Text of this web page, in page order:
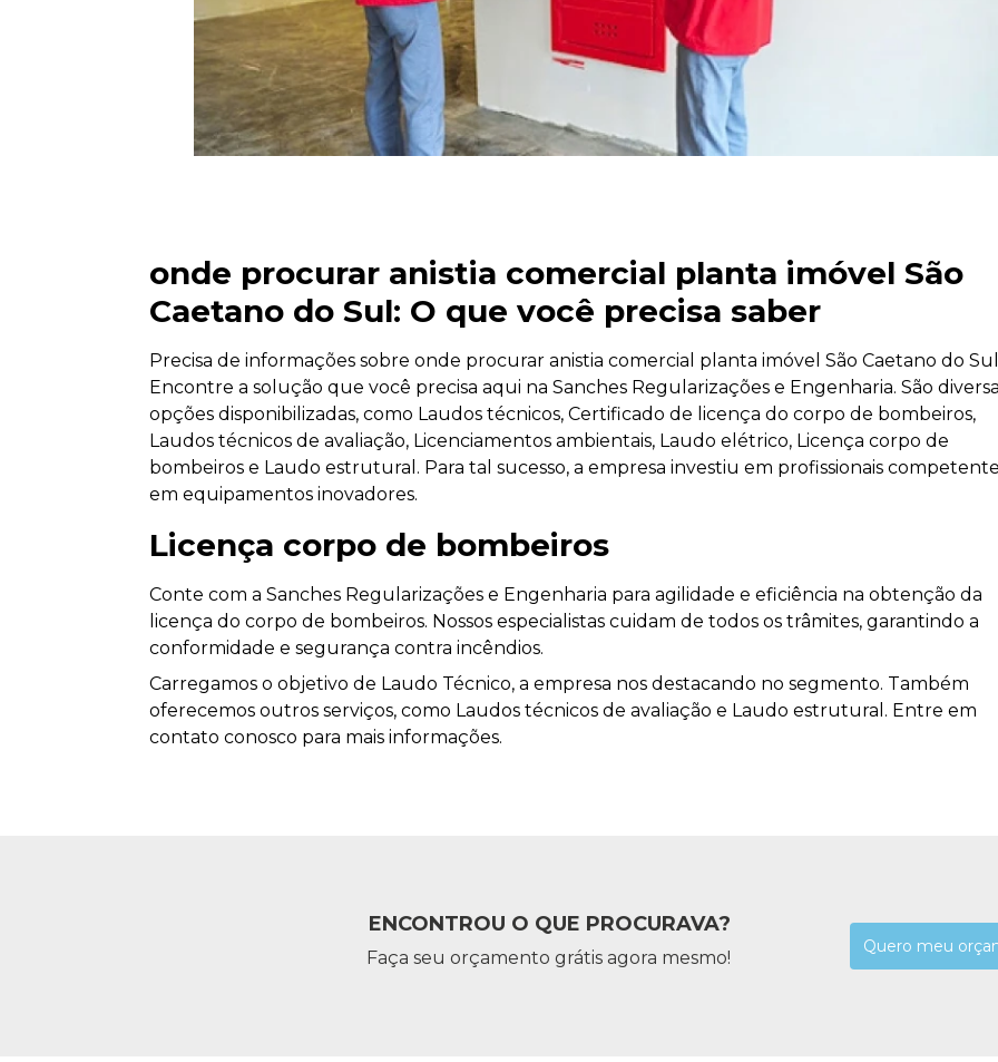
onde procurar anistia comercial planta imóvel São
Caetano do Sul: O que você precisa saber
Precisa de informações sobre onde procurar anistia comercial planta imóvel São Caetano do
Encontre a solução que você precisa aqui na Sanches Regularizações e Engenharia. São
opções disponibilizadas, como Laudos técnicos, Certificado de licença do corpo de bombeiros,
Laudos técnicos de avaliação, Licenciamentos ambientais, Laudo elétrico, Licença corpo de
bombeiros e Laudo estrutural. Para tal sucesso, a empresa investiu em profissionais
em equipamentos inovadores.
Licença corpo de bombeiros
Conte com a Sanches Regularizações e Engenharia para agilidade e eficiência na obtenção da
licença do corpo de bombeiros. Nossos especialistas cuidam de todos os trâmites, garantindo a
conformidade e segurança contra incêndios.
Carregamos o objetivo de Laudo Técnico, a empresa nos destacando no segmento. Também
oferecemos outros serviços, como Laudos técnicos de avaliação e Laudo estrutural. Entre em
contato conosco para mais informações.
ENCONTROU O QUE PROCURAVA?
Faça seu orçamento grátis agora mesmo!
Quero meu